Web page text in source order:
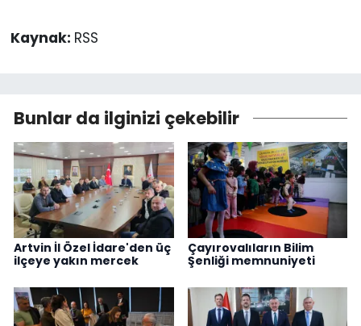
Kaynak: RSS
Bunlar da ilginizi çekebilir
Artvin İl Özel İdare'den üç
ilçeye yakın mercek
Çayırovalıların Bilim
Şenliği memnuniyeti